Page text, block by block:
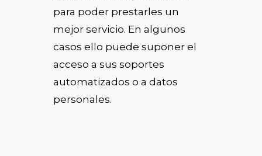
para poder prestarles un
mejor servicio. En algunos
casos ello puede suponer el
acceso a sus soportes
automatizados o a datos
personales.